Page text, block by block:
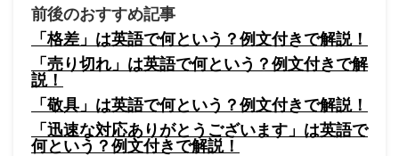
前後のおすすめ記事
「格差」は英語で何という？例文付きで解説！
「売り切れ」は英語で何という？例文付きで解
説！
「敬具」は英語で何という？例文付きで解説！
「迅速な対応ありがとうございます」は英語で
何という？例文付きで解説！